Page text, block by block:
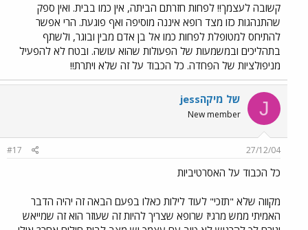
קשובה לעצמך!! לפחות חזרתם הביתה, אין כמו בבית. ואין ספק
שהתנהגות כזו מצד רופא איננה מוסיפה ואף פוגעת. הרי אפשר
להתיחס למטופלת לפחות כמו אל בן אדם מבין ובוגר, ולשתף
בתהליכים ובמשמעות של הפעולות שהוא עושה. ובטח לא להפעיל
מניפולציות של הפחדה. כל הכבוד על זה שלא ויתרת!!
J jessשל מיקה
New member
27/12/04
#17
כל הכבוד על האסרטיביות
מקווה שלא "תזכי" לעוד לילות כאלו בפעם הבאה זה יהיה הדבר
האמיתי ממש מרגיז שרופא שצריך להיות זה שעוזר הוא זה שמייאש